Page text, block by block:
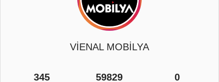
VİENAL MOBİLYA
345 59829 0